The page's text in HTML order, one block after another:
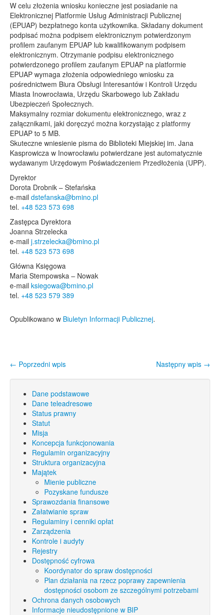
W celu złożenia wniosku konieczne jest posiadanie na
Elektronicznej Platformie Usług Administracji Publicznej
(EPUAP) bezpłatnego konta użytkownika. Składany dokument
podpisać można podpisem elektronicznym potwierdzonym
profilem zaufanym EPUAP lub kwalifikowanym podpisem
elektronicznym. Otrzymanie podpisu elektronicznego
potwierdzonego profilem zaufanym EPUAP na platformie
EPUAP wymaga złożenia odpowiedniego wniosku za
pośrednictwem Biura Obsługi Interesantów i Kontroli Urzędu
Miasta Inowrocławia, Urzędu Skarbowego lub Zakładu
Ubezpieczeń Społecznych.
Maksymalny rozmiar dokumentu elektronicznego, wraz z
załącznikami, jaki doręczyć można korzystając z platformy
EPUAP to 5 MB.
Skuteczne wniesienie pisma do Biblioteki Miejskiej im. Jana
Kasprowicza w Inowrocławiu potwierdzane jest automatycznie
wydawanym Urzędowym Poświadczeniem Przedłożenia (UPP).
Dyrektor
Dorota Drobnik – Stefańska
e-mail dstefanska@bmino.pl
tel. +48 523 573 698
Zastępca Dyrektora
Joanna Strzelecka
e-mail j.strzelecka@bmino.pl
tel. +48 523 573 698
Główna Księgowa
Maria Stempowska – Nowak
e-mail ksiegowa@bmino.pl
tel. +48 523 579 389
Opublikowano w Biuletyn Informacji Publicznej.
Nawigacja wpisu
Następny wpis →
← Poprzedni wpis
Dane podstawowe
Dane teleadresowe
Status prawny
Statut
Misja
Koncepcja funkcjonowania
Regulamin organizacyjny
Struktura organizacyjna
Majątek
Mienie publiczne
Pozyskane fundusze
Sprawozdania finansowe
Załatwianie spraw
Regulaminy i cenniki opłat
Zarządzenia
Kontrole i audyty
Rejestry
Dostępność cyfrowa
Koordynator do spraw dostępności
Plan działania na rzecz poprawy zapewnienia
dostępności osobom ze szczególnymi potrzebami
Ochrona danych osobowych
Informacje nieudostępnione w BIP